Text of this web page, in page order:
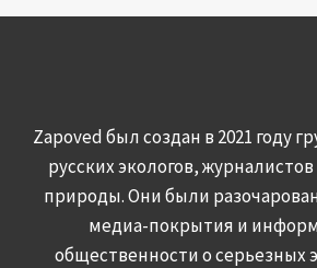
Zapoved был создан в 2021 году
русских экологов,
природы. Они были
медиа-покрытия и
общественности о серьезных